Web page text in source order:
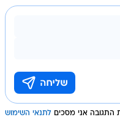
התגובה אני מסכים לתנאי השימוש